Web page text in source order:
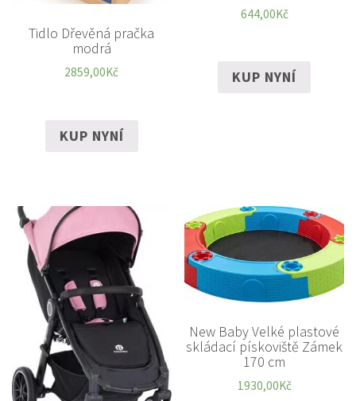
Tidlo Dřevěná pračka
modrá
2859,00Kč
KUP NYNÍ
644,00Kč
KUP NYNÍ
New Baby Velké plastové
skládací pískoviště Zámek
170 cm
1930,00Kč